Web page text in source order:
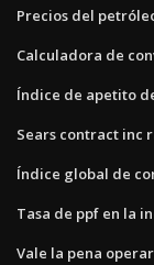
Precios del
Calculadora de
Índice de apetito
Sears contract inc
Índice global de
Tasa de ppf en la
Vale la pena